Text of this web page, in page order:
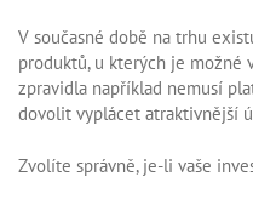
V současné době na trhu
produktů, u kterých je možné
zpravidla například nemusí
dovolit vyplácet atraktivnější
Zvolíte správně, je-li vaše